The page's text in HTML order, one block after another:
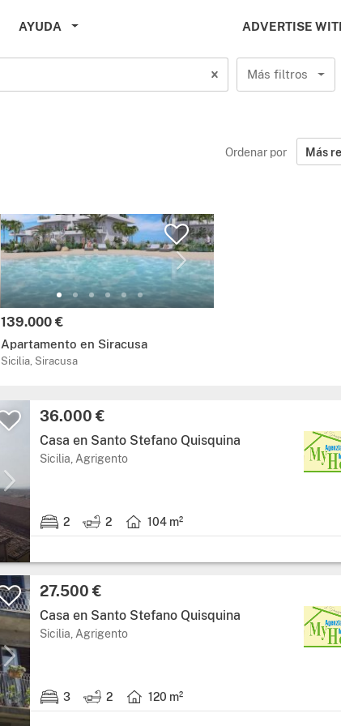
AYUDA ADVERTISE
Más filtros
Ordenar por Más
Precio:
139.000 €
Apartamento en Siracusa
Sicilia, Siracusa
Precio:
36.000 €
Casa en Santo Stefano Quisquina
Sicilia, AgrigentoRegión: Sicilia, provincia: Agrigento.
2
2 habitaciones.
2
2 baños. 104 m²
Superficie útil: 104 metros cuadrados.
Precio:
27.500 €
Casa en Santo Stefano Quisquina
Sicilia, AgrigentoRegión: Sicilia, provincia: Agrigento.
3
3 habitaciones.
2
2 baños. 120 m²
Superficie útil: 120 metros cuadrados.